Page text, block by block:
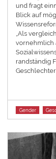
und fragt
Blick auf
„Als
vornehmlich
randständig
Tags
Gender